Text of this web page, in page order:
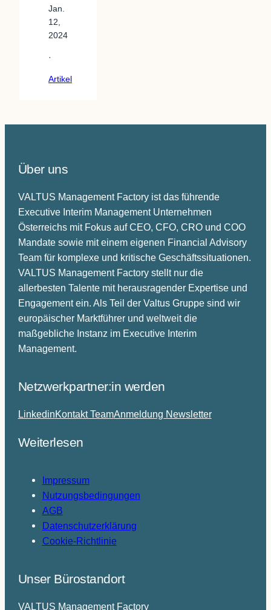
Jan.
12,
2024
·
Artikel
Über uns
VALTUS Management Factory ist das führende
Executive Interim Management Unternehmen
Österreichs mit Fokus auf CEO, CFO, CRO und COO
Mandate sowie mit einem eigenen Financial Advisory
Team für komplexe und kritische Geschäftssituationen.
VALTUS Management Factory stellt nur die
allerbesten Talente mit herausragender Expertise und
Engagement ein. Als Teil der Valtus Gruppe sind wir
europäischer Marktführer und weltweit die
maßgebliche Instanz im Executive Interim
Management.
Netzwerkpartner:in werden
LinkedinKontakt TeamAnmeldung Newsletter
Weiterlesen
Impressum
Nutzungsbedingungen
AGB
Datenschutzerklärung
Cookie-Richtlinie
Unser Bürostandort
VALTUS Management Factory